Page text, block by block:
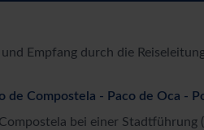
Empfang durch die
de Compostela - Paco de Oca -
bei einer Stadtführung